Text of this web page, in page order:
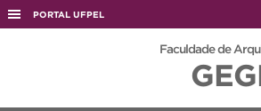
PORTAL UFPEL
Faculdade de